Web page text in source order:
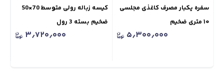
سفره یکبار مصرف کاغذی مجلسی
۱۰ متری ضخیم
۵٫۳۰۰٫۰۰۰
کیسه زباله رولی متوسط 70×50
ضخیم بسته 3 رول
۳٫۷۲۰٫۰۰۰